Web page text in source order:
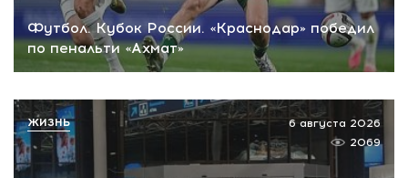
Футбол. Кубок России. «Краснодар» победил
по пенальти «Ахмат»
6 августа 2026
2069
ЖИЗНЬ